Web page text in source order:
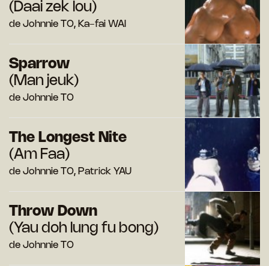
(Daai zek lou)
de Johnnie TO, Ka-fai WAI
Sparrow
(Man jeuk)
de Johnnie TO
The Longest Nite
(Am Faa)
de Johnnie TO, Patrick YAU
Throw Down
(Yau doh lung fu bong)
de Johnnie TO